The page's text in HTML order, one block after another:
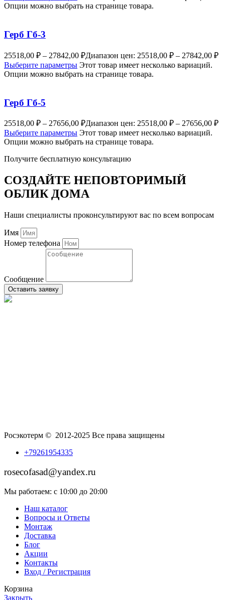
Опции можно выбрать на странице товара.
Герб Гб-3
25518,00 ₽ – 27842,00 ₽Диапазон цен: 25518,00 ₽ – 27842,00 ₽
Выберите параметры Этот товар имеет несколько вариаций.
Опции можно выбрать на странице товара.
Герб Гб-5
25518,00 ₽ – 27656,00 ₽Диапазон цен: 25518,00 ₽ – 27656,00 ₽
Выберите параметры Этот товар имеет несколько вариаций.
Опции можно выбрать на странице товара.
Получите бесплатную консультацию
СОЗДАЙТЕ НЕПОВТОРИМЫЙ
ОБЛИК ДОМА
Наши специалисты проконсультируют вас по всем вопросам
Имя
Номер телефона
Сообщение
Оставить заявку
Росэкотерм © 2012-2025 Все права защищены
+79261954335
rosecofasad@yandex.ru
Мы работаем: с 10:00 до 20:00
Наш каталог
Вопросы и Ответы
Монтаж
Доставка
Блог
Акции
Контакты
Вход / Регистрация
Корзина
Закрыть